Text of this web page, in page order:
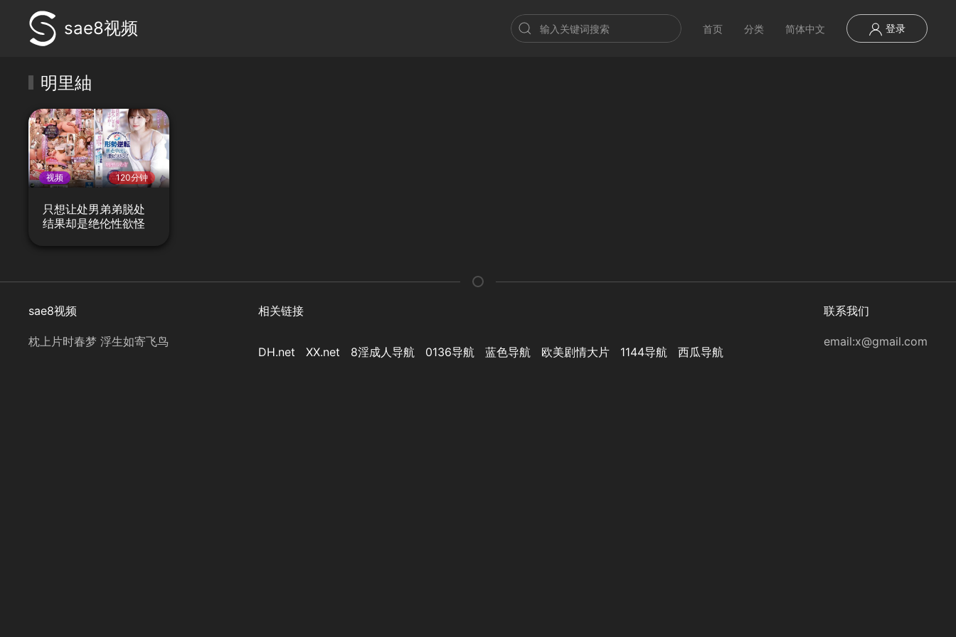
sae8视频 首页 分类 简体中文 登录
明里紬
视频 120分钟
只想让处男弟弟脱处
结果却是绝伦性欲怪
sae8视频
枕上片时春梦 浮生如寄飞鸟
相关链接
DH.net XX.net 8淫成人导航 0136导航 蓝色导航 欧美剧情大片 1144导航 西瓜导航
联系我们
email:x@gmail.com